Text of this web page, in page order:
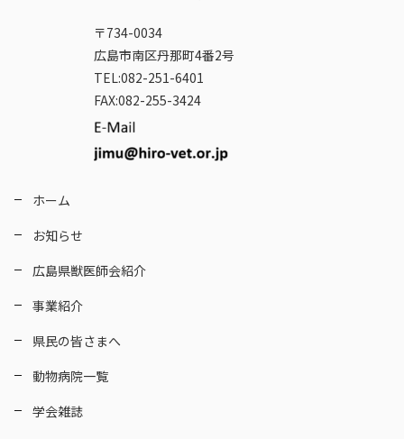
〒734-0034
広島市南区丹那町4番2号
TEL:082-251-6401
FAX:082-255-3424
ホーム
お知らせ
広島県獣医師会紹介
事業紹介
県民の皆さまへ
動物病院一覧
学会雑誌